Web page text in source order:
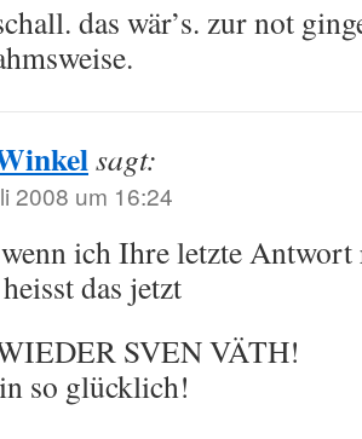
das wär’s. zur not
sagt:
2008 um 16:24
ich Ihre letzte Antwort
das jetzt
SVEN VÄTH!
so glücklich!